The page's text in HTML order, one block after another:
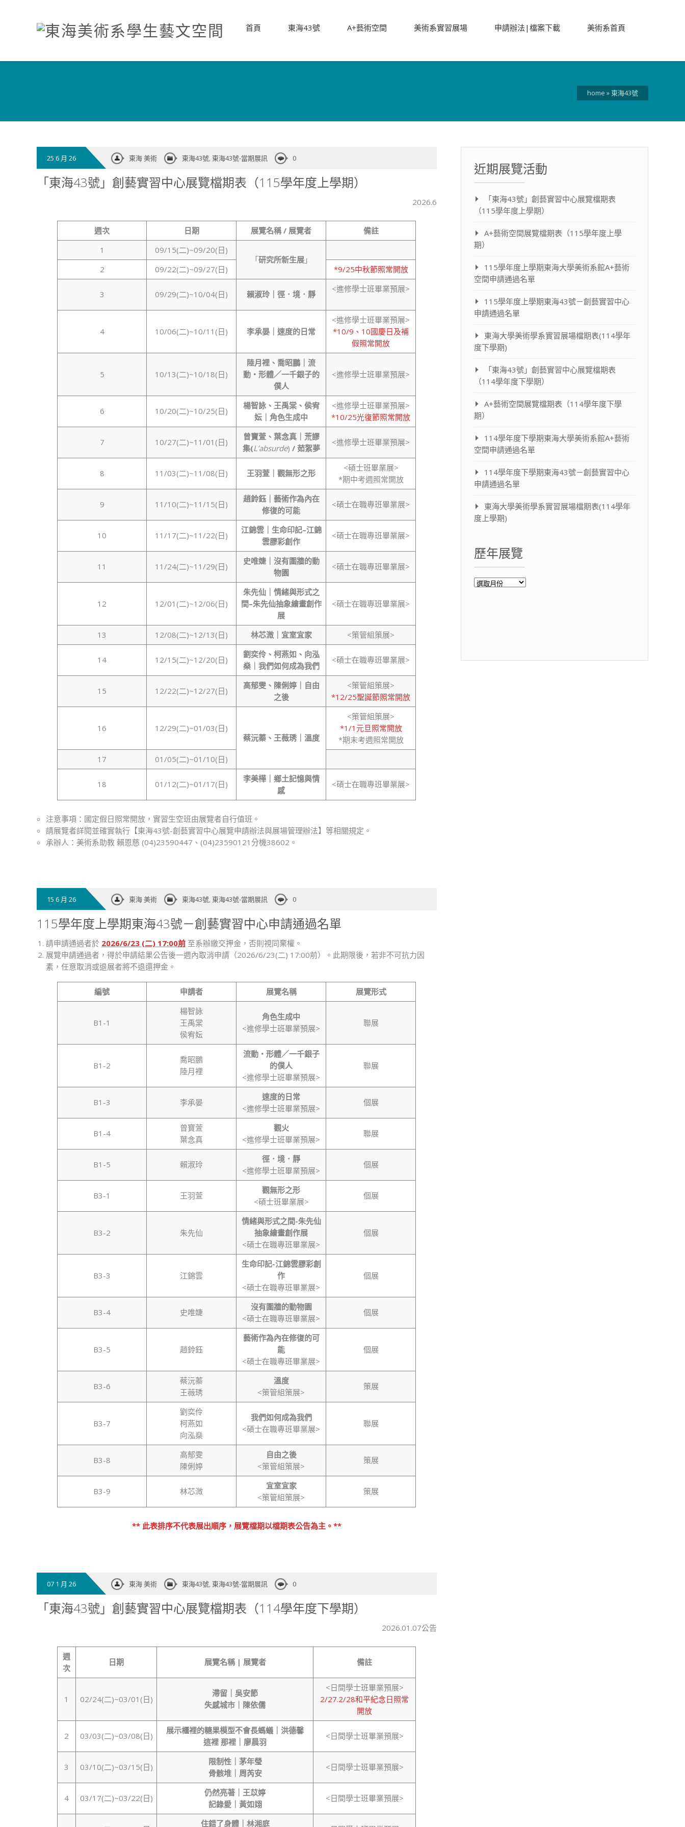
首頁 東海43號 A+藝術空間 美術系實習展場 申請辦法|檔案下載 美術系首頁
home »東海43號
25 6 月 26 東海 美術 東海43號, 東海43號-當期展訊 0
「東海43號」創藝實習中心展覽檔期表（115學年度上學期）
2026.6
週次 日期 展覽名稱 / 展覽者
備註
1
09/15(二)~09/20(日)
「研究所新生展」
2
09/22(二)~09/27(日) *9/25中秋節照常開放
3 09/29(二)~10/04(日) 賴淑玲｜徑．境．靜
<進修學士班畢業預展>
4 10/06(二)~10/11(日) 李承晏｜速度的日常
<進修學士班畢業預展>
*10/9、10國慶日及補
假照常開放
5 10/13(二)~10/18(日)
陸月裡、喬昭鵬｜流
動‧ 形體／一千銀子的
僕人
<進修學士班畢業預展>
6 10/20(二)~10/25(日)
楊智詠、王禹棠、侯宥
妘｜角色生成中
<進修學士班畢業預展>
*10/25光復節照常開放
7 10/27(二)~11/01(日)
曾寶萱、葉念真｜ 荒謬
集(L’absurde) / 茹絮夢
<進修學士班畢業預展>
8 11/03(二)~11/08(日) 王羽萱｜觀無形之形
<碩士班畢業展>
*期中考週照常開放
9 11/10(二)~11/15(日)
趙鈴鈺｜藝術作為內在
修復的可能
<碩士在職專班畢業展>
10 11/17(二)~11/22(日)
江錦雲｜生命印記–江錦
雲膠彩創作
<碩士在職專班畢業展>
11 11/24(二)~11/29(日)
史唯婕｜沒有圍牆的動
物園
<碩士在職專班畢業展>
12 12/01(二)~12/06(日)
朱先仙｜情緒與形式之
間–朱先仙抽象繪畫創作
展
<碩士在職專班畢業展>
13 12/08(二)~12/13(日) 林芯溦｜宜室宜家 <策管組策展>
14 12/15(二)~12/20(日)
劉奕伶、柯燕如、向泓
燊｜我們如何成為我們
<碩士在職專班畢業展>
15 12/22(二)~12/27(日)
高郁雯、陳俐婷｜自由
之後
<策管組策展>
*12/25聖誕節照常開放
16
12/29(二)~01/03(日)
蔡沅蓁、王薇琇｜溫度
<策管組策展>
*1/1元旦照常開放
*期末考週照常開放
17
01/05(二)~01/10(日)
18 01/12(二)~01/17(日)
李美樺｜鄉土記憶與情
感
<碩士在職專班畢業展>
注意事項：國定假日照常開放，實習生空班由展覽者自行值班。
請展覽者詳閱並確實執行【東海43號-創藝實習中心展覽申請辦法與展場管理辦法】等相關規定。
承辦人：美術系助教 賴恩慈 (04)23590447、(04)23590121分機38602。
15 6 月 26 東海 美術 東海43號, 東海43號-當期展訊 0
115學年度上學期東海43號－創藝實習中心申請通過名單
請申請通過者於 2026/6/23 (二) 17:00前 至系辦繳交押金，否則視同棄權。
展覽申請通過者，得於申請結果公告後一週內取消申請（2026/6/23(二) 17:00前）。此期限後，若非不可抗力因
素，任意取消或退展者將不退還押金。
編號 申請者 展覽名稱 展覽形式
B1-1
楊智詠
王禹棠
侯宥妘
角色生成中
<進修學士班畢業預展>
聯展
B1-2
喬昭鵬
陸月裡
流動‧形體／一千銀子
的僕人
<進修學士班畢業預展>
聯展
B1-3 李承晏
速度的日常
<進修學士班畢業預展>
個展
B1-4
曾寶萱
葉念真
觀火
<進修學士班畢業預展>
聯展
B1-5 賴淑玲
徑．境．靜
<進修學士班畢業預展>
個展
B3-1 王羽萱
觀無形之形
<碩士班畢業展>
個展
B3-2 朱先仙
情緒與形式之間-朱先仙
抽象繪畫創作展
<碩士在職專班畢業展>
個展
B3-3 江錦雲
生命印記-江錦雲膠彩創
作
<碩士在職專班畢業展>
個展
B3-4 史唯婕
沒有圍牆的動物園
<碩士在職專班畢業展>
個展
B3-5 趙鈴鈺
藝術作為內在修復的可
能
<碩士在職專班畢業展>
個展
B3-6
蔡沅蓁
王薇琇
溫度
<策管組策展>
策展
B3-7
劉奕伶
柯燕如
向泓燊
我們如何成為我們
<碩士在職專班畢業展>
聯展
B3-8
高郁雯
陳俐婷
自由之後
<策管組策展>
策展
B3-9 林芯溦
宜室宜家
<策管組策展>
策展
** 此表排序不代表展出順序，展覽檔期以檔期表公告為主。**
07 1 月 26 東海 美術 東海43號, 東海43號-當期展訊 0
「東海43號」創藝實習中心展覽檔期表（114學年度下學期）
2026.01.07公告
週
次
日期 展覽名稱| 展覽者 備註
1 02/24(二)~03/01(日)
滯留｜吳安節
失感城市｜陳依儒
<日間學士班畢業預展>
2/27.2/28和平紀念日照常
開放
2 03/03(二)~03/08(日)
展示櫃裡的糖果模型不會長螞蟻｜洪德馨
這裡 那裡｜廖晨羽
<日間學士班畢業預展>
3 03/10(二)~03/15(日)
限制性｜茅年瑩
骨骸堆｜周芮安
<日間學士班畢業預展>
4 03/17(二)~03/22(日)
仍然亮著｜王苡婷
記錄愛｜黃如翊
<日間學士班畢業預展>
住錯了身體｜林湘庭
近期展覽活動
「東海43號」創藝實習中心展覽檔期表
（115學年度上學期）
A+藝術空間展覽檔期表（115學年度上學
期）
115學年度上學期東海大學美術系館A+藝術
空間申請通過名單
115學年度上學期東海43號－創藝實習中心
申請通過名單
東海大學美術學系實習展場檔期表(114學年
度下學期)
「東海43號」創藝實習中心展覽檔期表
（114學年度下學期）
A+藝術空間展覽檔期表（114學年度下學
期）
114學年度下學期東海大學美術系館A+藝術
空間申請通過名單
114學年度下學期東海43號－創藝實習中心
申請通過名單
東海大學美術學系實習展場檔期表(114學年
度上學期)
歷年展覽
歷